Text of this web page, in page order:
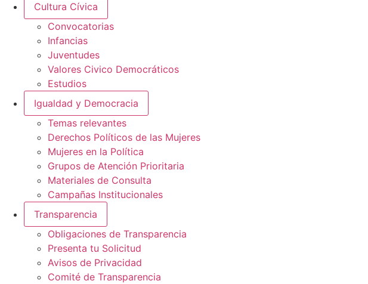
Cultura Cívica
Convocatorias
Infancias
Juventudes
Valores Civico Democráticos
Estudios
Igualdad y Democracia
Temas relevantes
Derechos Políticos de las Mujeres
Mujeres en la Política
Grupos de Atención Prioritaria
Materiales de Consulta
Campañas Institucionales
Transparencia
Obligaciones de Transparencia
Presenta tu Solicitud
Avisos de Privacidad
Comité de Transparencia